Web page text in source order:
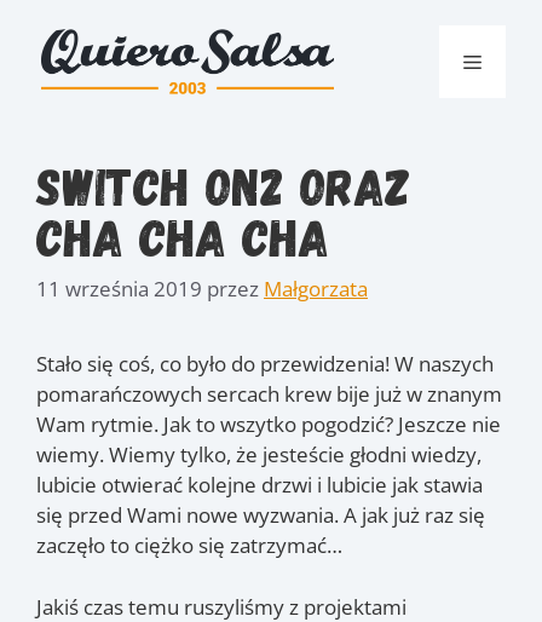
treści
Menu
Switch On2 oraz
Cha Cha Cha
11 września 2019 przez Małgorzata
Stało się coś, co było do przewidzenia! W naszych
pomarańczowych sercach krew bije już w znanym
Wam rytmie. Jak to wszytko pogodzić? Jeszcze nie
wiemy. Wiemy tylko, że jesteście głodni wiedzy,
lubicie otwierać kolejne drzwi i lubicie jak stawia
się przed Wami nowe wyzwania.A jak już raz się
zaczęło to ciężko się zatrzymać…
Jakiś czas temu ruszyliśmy z projektami